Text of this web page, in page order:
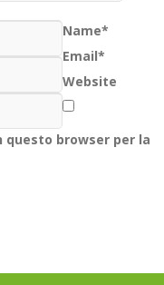
Name*
Email*
Website
questo browser per la